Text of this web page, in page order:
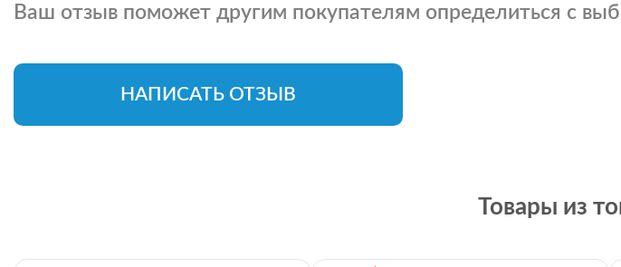
Ваш отзыв поможет другим покупателям определиться с
НАПИСАТЬ ОТЗЫВ
Товары из